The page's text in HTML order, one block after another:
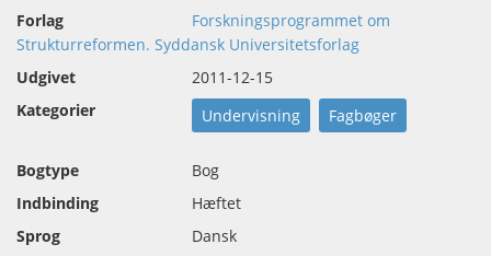
Forlag
Forskningsprogrammet om
Strukturreformen. Syddansk Universitetsforlag
Udgivet
2011-12-15
Kategorier
Undervisning Fagbøger
Bogtype
Bog
Indbinding
Hæftet
Sprog
Dansk